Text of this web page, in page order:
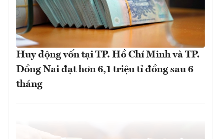
Huy động vốn tại TP. Hồ Chí Minh và TP.
Đồng Nai đạt hơn 6,1 triệu tỉ đồng sau 6
tháng